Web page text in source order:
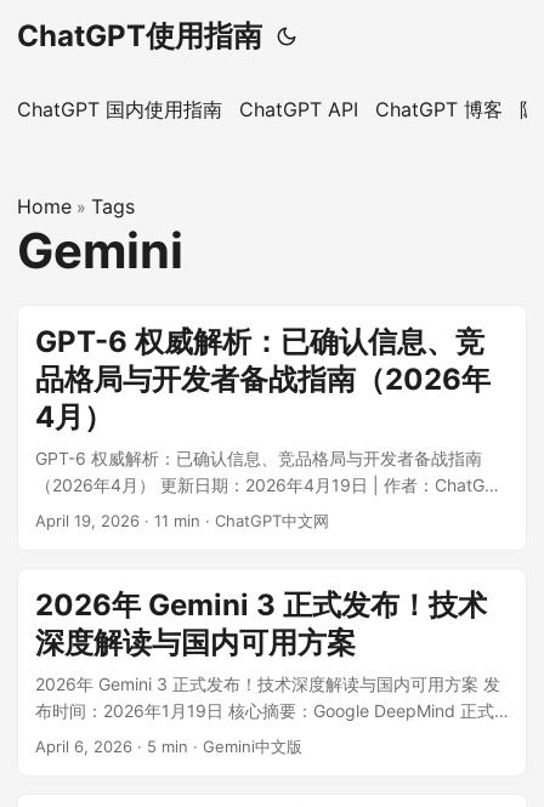
ChatGPT使用指南
ChatGPT 国内使用指南 ChatGPT API ChatGPT 博客
Home » Tags
Gemini
GPT-6 权威解析：已确认信息、竞
品格局与开发者备战指南（2026年
4月）
GPT-6 权威解析：已确认信息、竞品格局与开发者备战指南
（2026年4月） 更新日期：2026年4月19日 | 作者：ChatGPT
中文网 核心速览：OpenAI 下一代旗舰模型 GPT-6（内部代号
月14日的传闻发布日期未兑现，截至发稿日 GPT-6 仍未正式发
布。预测市场给予约78%的概率于4月30日前发布，82%于5月
15日前发布。本文将区分已确认事实与未证实传闻，对比当前
最强竞品，并提供开发者的应对策略。 ...
April 19, 2026 · 11 min · ChatGPT中文网
2026年 Gemini 3 正式发布！技术
深度解读与国内可用方案
2026年 Gemini 3 正式发布！技术深度解读与国内可用方案 发
布时间：2026年1月19日 核心摘要：Google DeepMind 正式
推出 Gemini 3。这不仅仅是一次版本号的迭代，更是 AI 从“被
April 6, 2026 · 5 min · Gemini中文版